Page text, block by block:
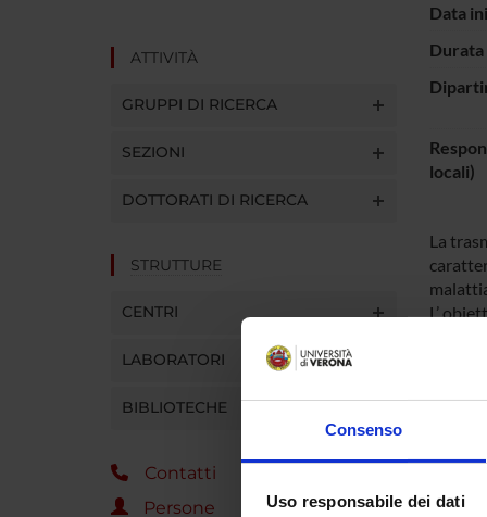
Consenso
Uso responsabile dei dati
ATTIVITÀ
GRUPPI DI RICERCA
SEZIONI
DOTTORATI DI RICERCA
STRUTTURE
CENTRI
LABORATORI
BIBLIOTECHE
Contatti
Persone
Data
Durata
locali)
La
L’
ci
Il
di
ENTI